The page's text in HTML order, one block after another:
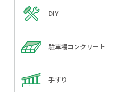
DIY
駐車場コンクリート
手すり